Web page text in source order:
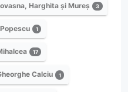
Harghita și Mureș 3
1
17
Calciu 1